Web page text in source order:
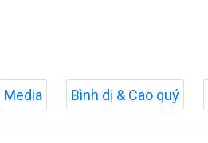
Media Bình dị & Cao quý